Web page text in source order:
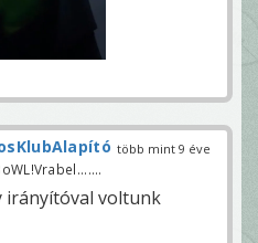
több mint 9 éve
irányítóval voltunk